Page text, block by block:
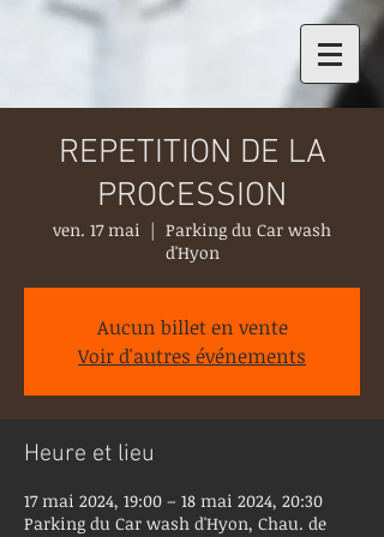
REPETITION DE LA
PROCESSION
ven. 17 mai
  |
Parking du Car wash
d'Hyon
Aucun billet en vente
Voir d'autres événements
Heure et lieu
17 mai 2024, 19:00 – 18 mai 2024, 20:30
Parking du Car wash d'Hyon, Chau. de